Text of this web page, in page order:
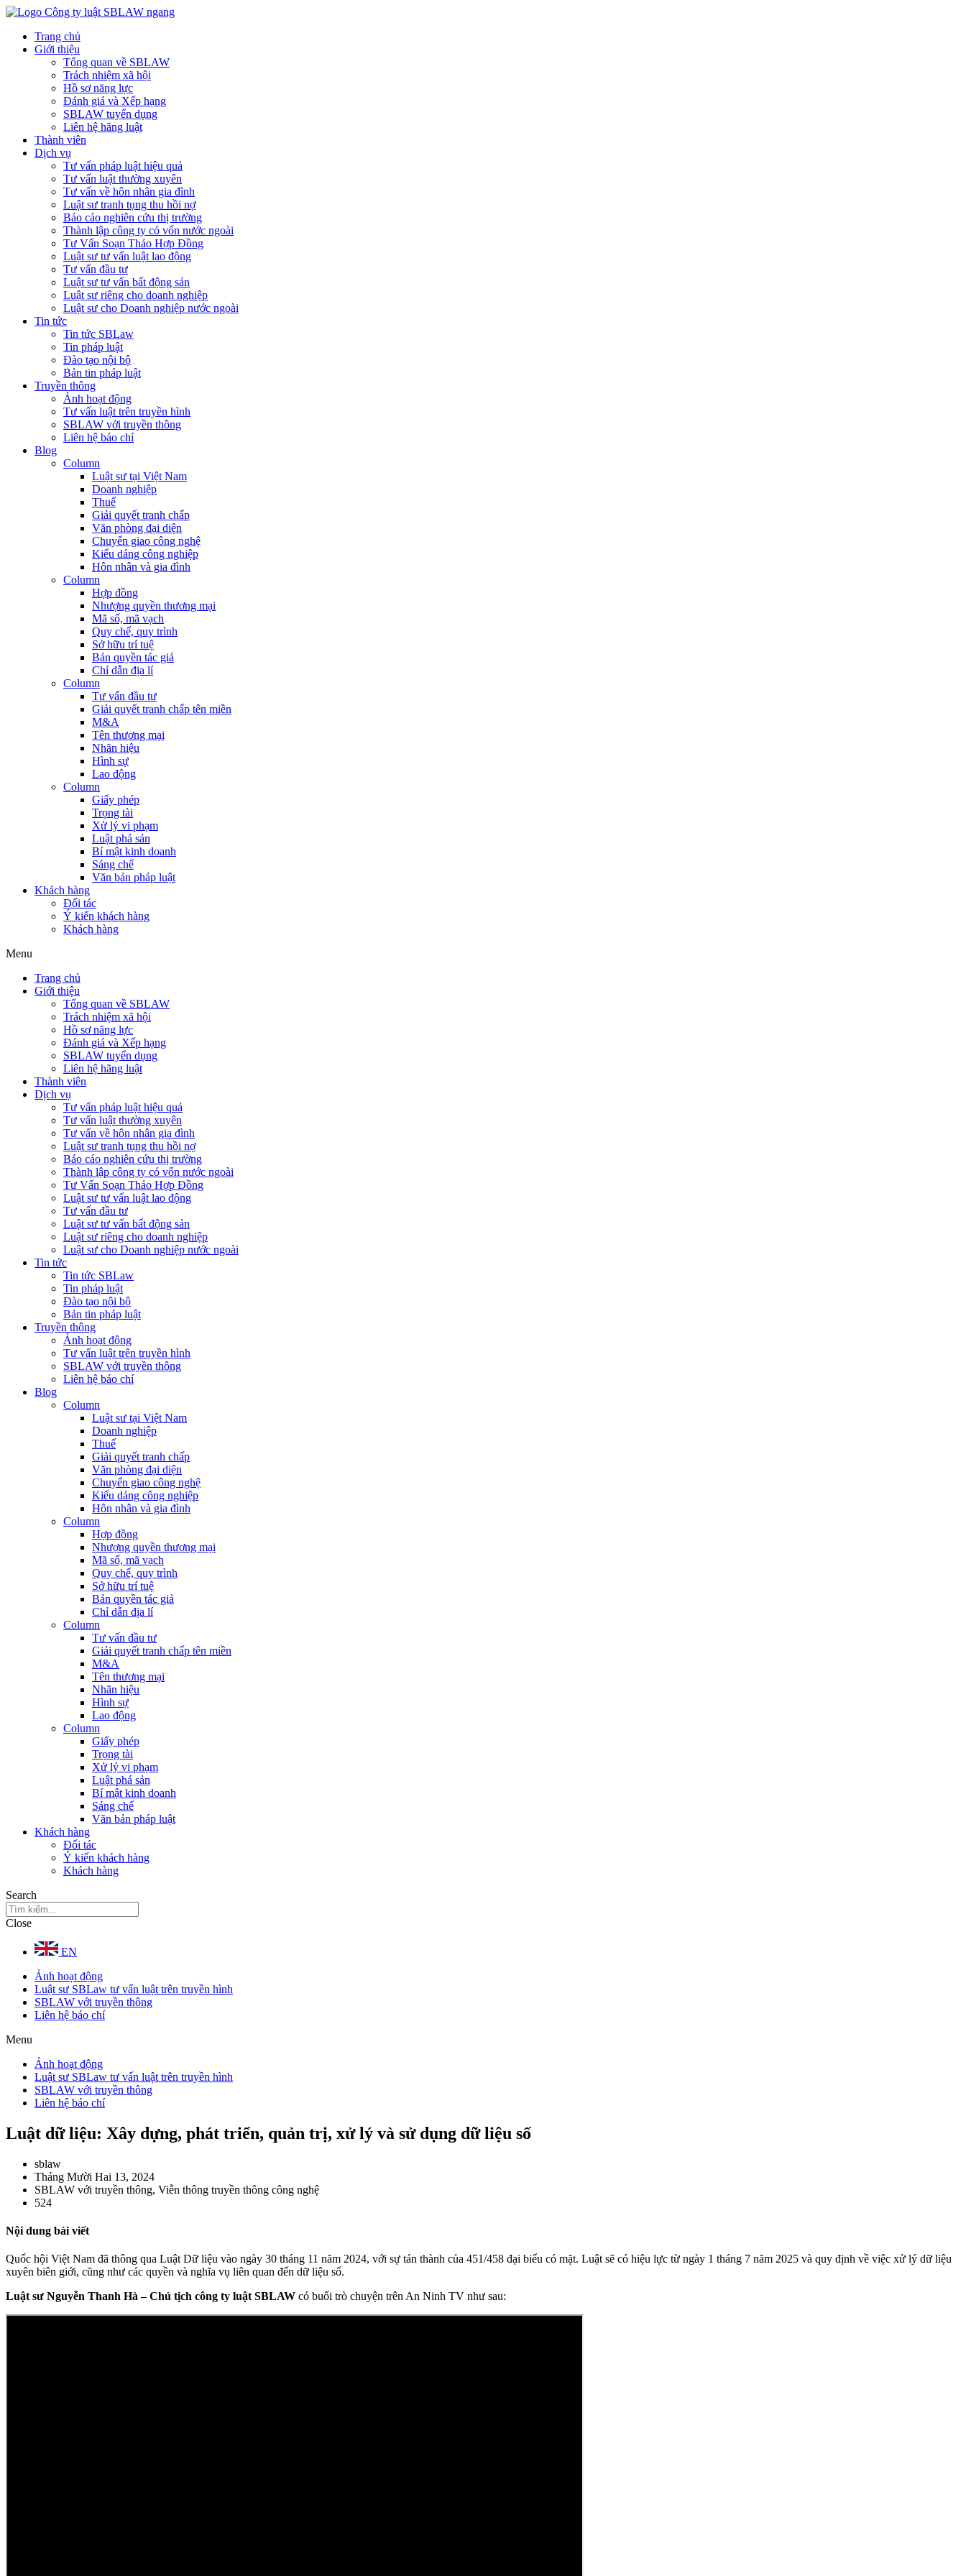
Trang chủ
Giới thiệu
Tổng quan về SBLAW
Trách nhiệm xã hội
Hồ sơ năng lực
Đánh giá và Xếp hạng
SBLAW tuyển dụng
Liên hệ hãng luật
Thành viên
Dịch vụ
Tư vấn pháp luật hiệu quả
Tư vấn luật thường xuyên
Tư vấn về hôn nhân gia đình
Luật sư tranh tụng thu hồi nợ
Báo cáo nghiên cứu thị trường
Thành lập công ty có vốn nước ngoài
Tư Vấn Soạn Thảo Hợp Đồng
Luật sư tư vấn luật lao động
Tư vấn đầu tư
Luật sư tư vấn bất động sản
Luật sư riêng cho doanh nghiệp
Luật sư cho Doanh nghiệp nước ngoài
Tin tức
Tin tức SBLaw
Tin pháp luật
Đào tạo nội bộ
Bản tin pháp luật
Truyền thông
Ảnh hoạt động
Tư vấn luật trên truyền hình
SBLAW với truyền thông
Liên hệ báo chí
Blog
Column
Luật sư tại Việt Nam
Doanh nghiệp
Thuế
Giải quyết tranh chấp
Văn phòng đại diện
Chuyển giao công nghệ
Kiểu dáng công nghiệp
Hôn nhân và gia đình
Column
Hợp đồng
Nhượng quyền thương mại
Mã số, mã vạch
Quy chế, quy trình
Sở hữu trí tuệ
Bản quyền tác giả
Chỉ dẫn địa lí
Column
Tư vấn đầu tư
Giải quyết tranh chấp tên miền
M&A
Tên thương mại
Nhãn hiệu
Hình sự
Lao động
Column
Giấy phép
Trọng tài
Xử lý vi phạm
Luật phá sản
Bí mật kinh doanh
Sáng chế
Văn bản pháp luật
Khách hàng
Đối tác
Ý kiến khách hàng
Khách hàng
Menu
Trang chủ
Giới thiệu
Tổng quan về SBLAW
Trách nhiệm xã hội
Hồ sơ năng lực
Đánh giá và Xếp hạng
SBLAW tuyển dụng
Liên hệ hãng luật
Thành viên
Dịch vụ
Tư vấn pháp luật hiệu quả
Tư vấn luật thường xuyên
Tư vấn về hôn nhân gia đình
Luật sư tranh tụng thu hồi nợ
Báo cáo nghiên cứu thị trường
Thành lập công ty có vốn nước ngoài
Tư Vấn Soạn Thảo Hợp Đồng
Luật sư tư vấn luật lao động
Tư vấn đầu tư
Luật sư tư vấn bất động sản
Luật sư riêng cho doanh nghiệp
Luật sư cho Doanh nghiệp nước ngoài
Tin tức
Tin tức SBLaw
Tin pháp luật
Đào tạo nội bộ
Bản tin pháp luật
Truyền thông
Ảnh hoạt động
Tư vấn luật trên truyền hình
SBLAW với truyền thông
Liên hệ báo chí
Blog
Column
Luật sư tại Việt Nam
Doanh nghiệp
Thuế
Giải quyết tranh chấp
Văn phòng đại diện
Chuyển giao công nghệ
Kiểu dáng công nghiệp
Hôn nhân và gia đình
Column
Hợp đồng
Nhượng quyền thương mại
Mã số, mã vạch
Quy chế, quy trình
Sở hữu trí tuệ
Bản quyền tác giả
Chỉ dẫn địa lí
Column
Tư vấn đầu tư
Giải quyết tranh chấp tên miền
M&A
Tên thương mại
Nhãn hiệu
Hình sự
Lao động
Column
Giấy phép
Trọng tài
Xử lý vi phạm
Luật phá sản
Bí mật kinh doanh
Sáng chế
Văn bản pháp luật
Khách hàng
Đối tác
Ý kiến khách hàng
Khách hàng
Search
Close
EN
Ảnh hoạt động
Luật sư SBLaw tư vấn luật trên truyền hình
SBLAW với truyền thông
Liên hệ báo chí
Menu
Ảnh hoạt động
Luật sư SBLaw tư vấn luật trên truyền hình
SBLAW với truyền thông
Liên hệ báo chí
Luật dữ liệu: Xây dựng, phát triển, quản trị, xử lý và sử dụng dữ liệu số
sblaw
Tháng Mười Hai 13, 2024
SBLAW với truyền thông, Viễn thông truyền thông công nghệ
524
Nội dung bài viết
Quốc hội Việt Nam đã thông qua Luật Dữ liệu vào ngày 30 tháng 11 năm 2024, với sự tán thành của 451/458 đại biểu có mặt. Luật sẽ có hiệu lực từ ngày 1 tháng 7 năm 2025 và quy định về việc xử lý dữ liệu
xuyên biên giới, cũng như các quyền và nghĩa vụ liên quan đến dữ liệu số.
Luật sư Nguyễn Thanh Hà – Chủ tịch công ty luật SBLAW có buổi trò chuyện trên An Ninh TV như sau: